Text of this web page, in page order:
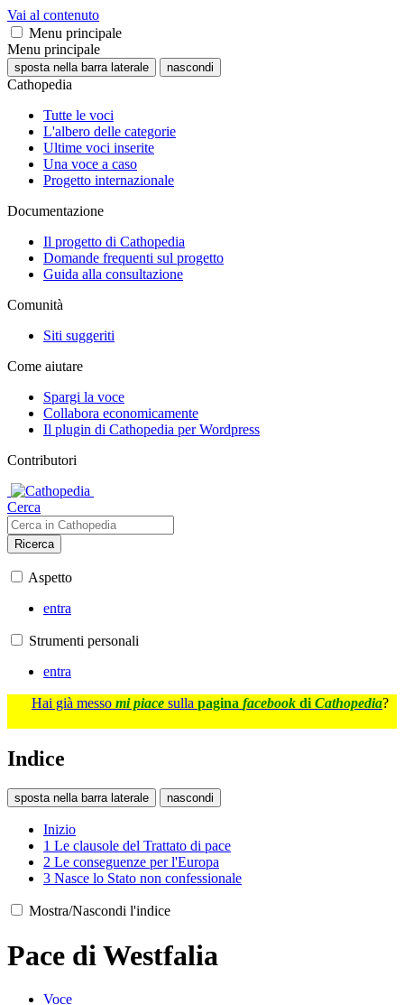
Vai al contenuto
Menu principale
Menu principale
sposta nella barra laterale nascondi
Cathopedia
Tutte le voci
L'albero delle categorie
Ultime voci inserite
Una voce a caso
Progetto internazionale
Documentazione
Il progetto di Cathopedia
Domande frequenti sul progetto
Guida alla consultazione
Comunità
Siti suggeriti
Come aiutare
Spargi la voce
Collabora economicamente
Il plugin di Cathopedia per Wordpress
Contributori
Cerca
Ricerca
Aspetto
entra
Strumenti personali
entra
Hai già messo mi piace sulla pagina facebook di Cathopedia?
Indice
sposta nella barra laterale nascondi
Inizio
1 Le clausole del Trattato di pace
2 Le conseguenze per l'Europa
3 Nasce lo Stato non confessionale
Mostra/Nascondi l'indice
Pace di Westfalia
Voce